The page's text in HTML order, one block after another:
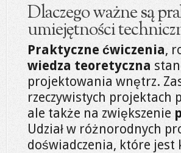
Dlaczego ważne są
umiejętności
Praktyczne ćwiczenia,
wiedza teoretyczna
projektowania wnętrz.
rzeczywistych projektach
ale także na zwiększenie
Udział w różnorodnych
doświadczenia, które jest